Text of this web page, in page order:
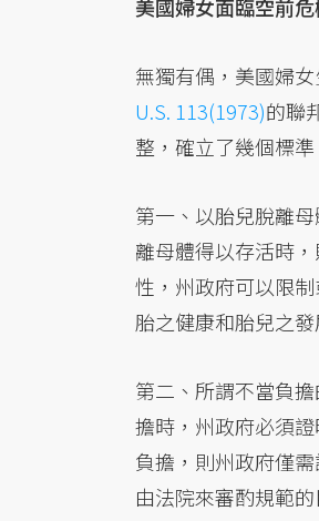
美國婦女面臨空前危
無獨有偶，美國婦
U.S. 113(1973)的聯
整，確立了幾個標準
第一、以胎兒脫離
離母體得以存活時
性，州政府可以限
胎之健康和胎兒之
第二、所謂不當負
擔時，州政府必須
負擔，則州政府僅
由法院來審酌規範